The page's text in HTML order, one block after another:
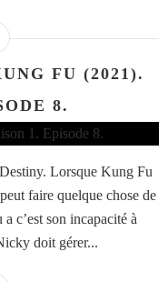
FU (2021).
8.
Lorsque Kung Fu
faire quelque chose de
c’est son incapacité à
doit gérer...